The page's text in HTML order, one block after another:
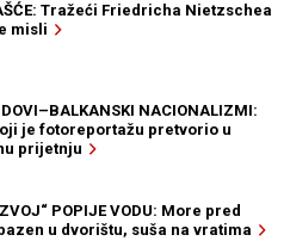
Tražeći Friedricha Nietzschea
misli
NACIONALIZMI:
je fotoreportažu pretvorio u
prijetnju
POPIJE VODU: More pred
u dvorištu, suša na vratima